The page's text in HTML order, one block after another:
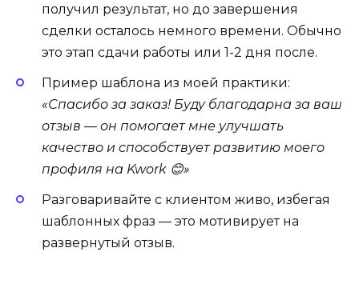
получил результат, но до завершения
сделки осталось немного времени. Обычно
это этап сдачи работы или 1-2 дня после.
Пример шаблона из моей практики:
«Спасибо за заказ! Буду благодарна за ваш
отзыв — он помогает мне улучшать
качество и способствует развитию моего
профиля на Kwork 😊»
Разговаривайте с клиентом живо, избегая
шаблонных фраз — это мотивирует на
развернутый отзыв.